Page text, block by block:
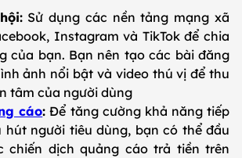
Sử dụng các nền tảng mạng xã
Instagram và TikTok để chia
của bạn. Bạn nên tạo các bài đăng
ảnh nổi bật và video thú vị để thu
tâm của người dùng
cáo: Để tăng cường khả năng tiếp
hút người tiêu dùng, bạn có thể đầu
chiến dịch quảng cáo trả tiền trên